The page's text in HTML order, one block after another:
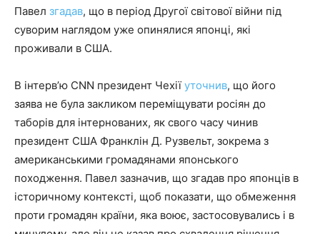
Павел згадав, що в період Другої світової війни під
суворим наглядом уже опинялися японці, які
проживали в США.
В інтерв’ю CNN президент Чехії уточнив, що його
заява не була закликом переміщувати росіян до
таборів для інтернованих, як свого часу чинив
президент США Франклін Д. Рузвельт, зокрема з
американськими громадянами японського
походження. Павел зазначив, що згадав про японців в
історичному контексті, щоб показати, що обмеження
проти громадян країни, яка воює, застосовувались і в